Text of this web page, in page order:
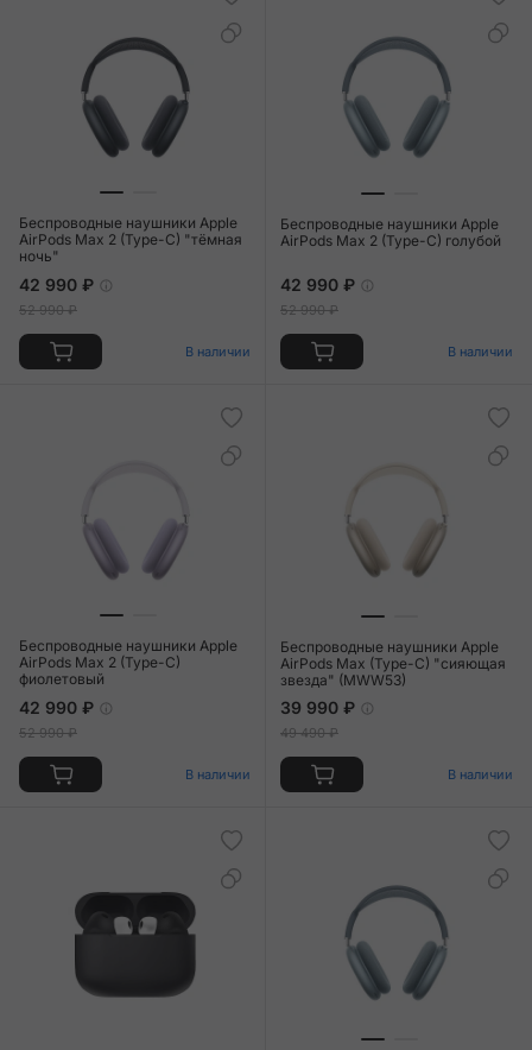
Беспроводные наушники Apple
AirPods Max 2 (Type-C) "тёмная
ночь"
42 990 ₽
52 990 ₽
В наличии
Беспроводные наушники Apple
AirPods Max 2 (Type-C) голубой
42 990 ₽
52 990 ₽
В наличии
Беспроводные наушники Apple
AirPods Max 2 (Type-C)
фиолетовый
42 990 ₽
52 990 ₽
В наличии
Беспроводные наушники Apple
AirPods Max (Type-C) "сияющая
звезда" (MWW53)
39 990 ₽
49 490 ₽
В наличии